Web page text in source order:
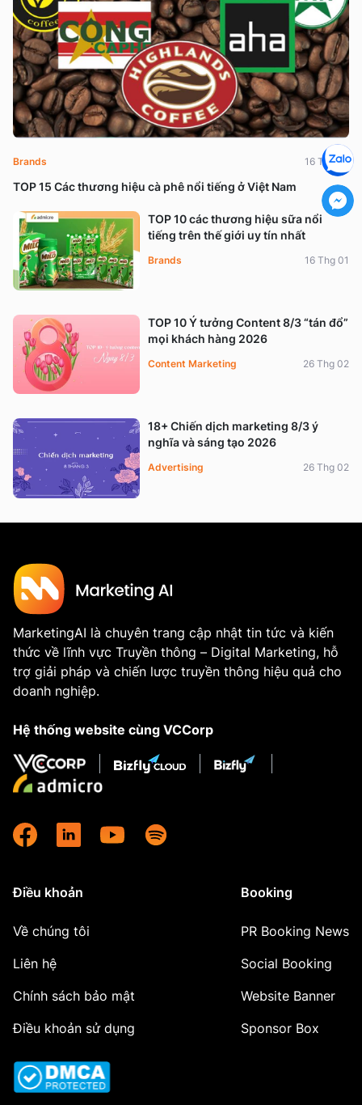
TOP 15 Các thương hiệu cà phê nổi tiếng ở Việt Nam
Brands 16 Thg 01
TOP 10 các thương hiệu sữa nổi
tiếng trên thế giới uy tín nhất
Brands 16 Thg 01
TOP 10 Ý tưởng Content 8/3 “tán đổ”
mọi khách hàng 2026
Content Marketing 26 Thg 02
18+ Chiến dịch marketing 8/3 ý
nghĩa và sáng tạo 2026
Advertising 26 Thg 02
MarketingAI là chuyên trang cập nhật tin tức và kiến
thức về lĩnh vực Truyền thông – Digital Marketing, hỗ
trợ giải pháp và chiến lược truyền thông hiệu quả cho
doanh nghiệp.
Hệ thống website cùng VCCorp
Điều khoản
Về chúng tôi
Liên hệ
Chính sách bảo mật
Điều khoản sử dụng
Booking
PR Booking News
Social Booking
Website Banner
Sponsor Box